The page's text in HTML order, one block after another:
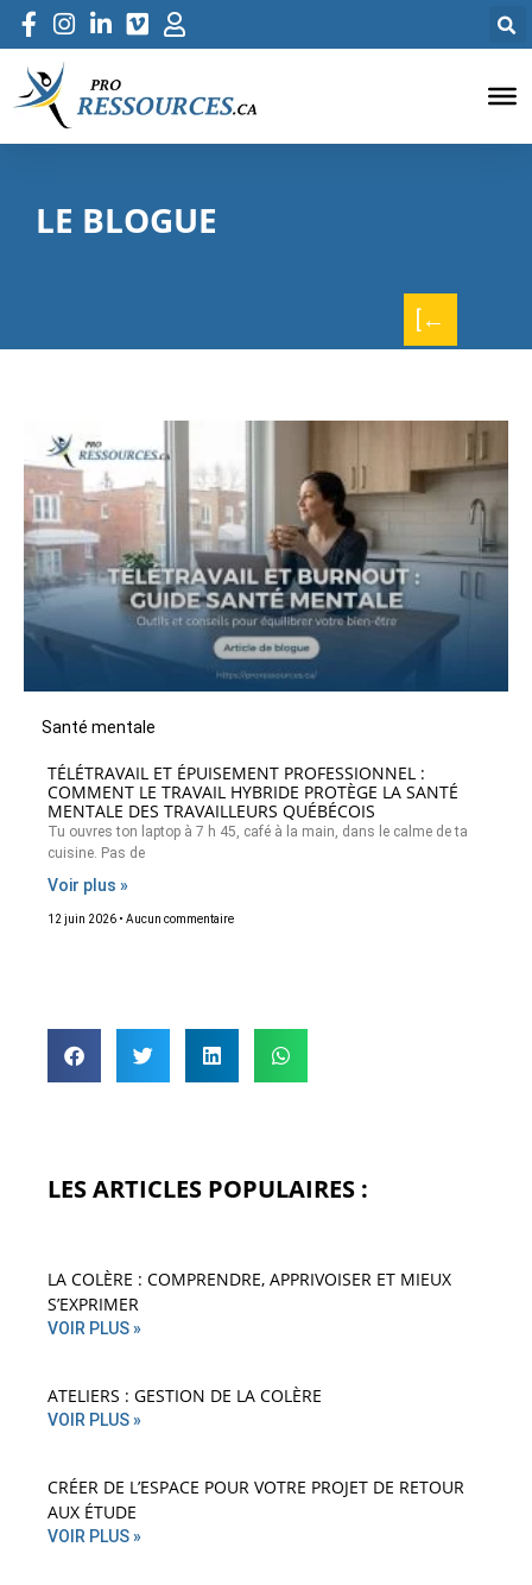
LE BLOGUE
[←
Santé mentale
TÉLÉTRAVAIL ET ÉPUISEMENT PROFESSIONNEL :
COMMENT LE TRAVAIL HYBRIDE PROTÈGE LA SANTÉ
MENTALE DES TRAVAILLEURS QUÉBÉCOIS
Tu ouvres ton laptop à 7 h 45, café à la main, dans le calme de ta
cuisine. Pas de
Voir plus »
12 juin 2026 Aucun commentaire
LES ARTICLES POPULAIRES :
LA COLÈRE : COMPRENDRE, APPRIVOISER ET MIEUX
S’EXPRIMER
VOIR PLUS »
ATELIERS : GESTION DE LA COLÈRE
VOIR PLUS »
CRÉER DE L’ESPACE POUR VOTRE PROJET DE RETOUR
AUX ÉTUDE
VOIR PLUS »